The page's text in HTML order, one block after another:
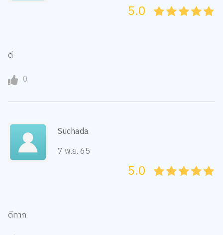
45
4
35
3
25
2
15
1
05
5.0
ดี
0
Suchada
7 พ.ย. 65
45
4
35
3
25
2
15
1
05
5.0
ดีทาก